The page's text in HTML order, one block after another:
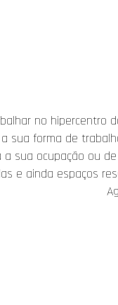
no hipercentro
sua forma de
sua ocupação ou
e ainda espaços